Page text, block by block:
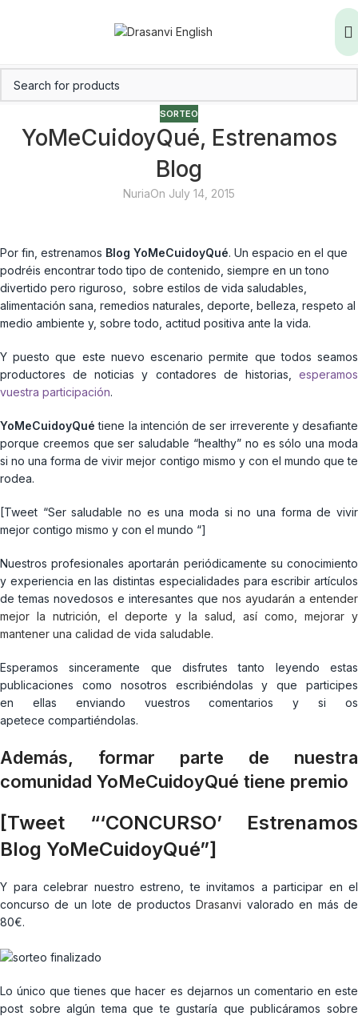
SORTEO
YoMeCuidoyQué, Estrenamos
Blog
NuriaOn July 14, 2015
Por fin, estrenamos Blog YoMeCuidoyQué. Un espacio en el que
podréis encontrar todo tipo de contenido, siempre en un tono
divertido pero riguroso, sobre estilos de vida saludables,
alimentación sana, remedios naturales, deporte, belleza, respeto al
medio ambiente y, sobre todo, actitud positiva ante la vida.
Y puesto que este nuevo escenario permite que todos seamos
productores de noticias y contadores de historias,
esperamos
vuestra participación.
YoMeCuidoyQué tiene la intención de ser irreverente y desafiante
porque creemos que ser saludable “healthy” no es sólo una moda
si no una forma de vivir mejor contigo mismo y con el mundo que te
rodea.
[Tweet “Ser saludable no es una moda si no una forma de vivir
mejor contigo mismo y con el mundo “]
Nuestros profesionales aportarán periódicamente su conocimiento
y experiencia en las distintas especialidades para escribir artículos
de temas novedosos e interesantes que nos ayudarán a entender
mejor la nutrición, el deporte y la salud, así como, mejorar y
mantener una calidad de vida saludable.
Esperamos sinceramente que disfrutes tanto leyendo estas
publicaciones como nosotros escribiéndolas y que participes
en ellas enviando vuestros comentarios y si os
apetece compartiéndolas.
Además, formar parte de nuestra
comunidad YoMeCuidoyQué tiene premio
[Tweet “‘CONCURSO’ Estrenamos
Blog YoMeCuidoyQué”]
Y para celebrar nuestro estreno, te invitamos a participar en el
concurso de un lote de productos Drasanvi valorado en más de
80€.
Lo único que tienes que hacer es dejarnos un comentario en este
post sobre algún tema que te gustaría que publicáramos sobre